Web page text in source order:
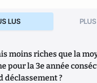
LUS
moins riches que la
pour la 3e année
déclassement ?